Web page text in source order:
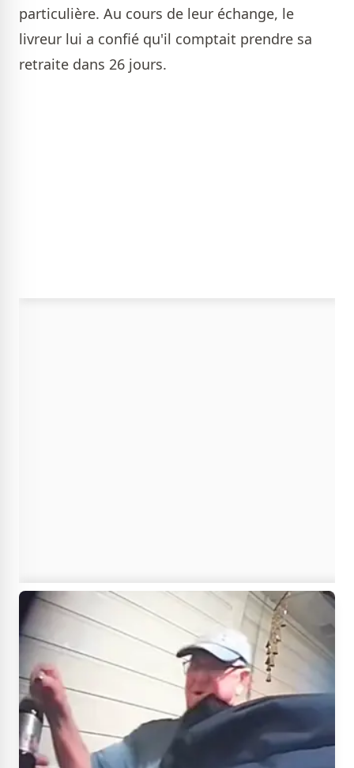
particulière. Au cours de leur échange, le
livreur lui a confié qu'il comptait prendre sa
retraite dans 26 jours.